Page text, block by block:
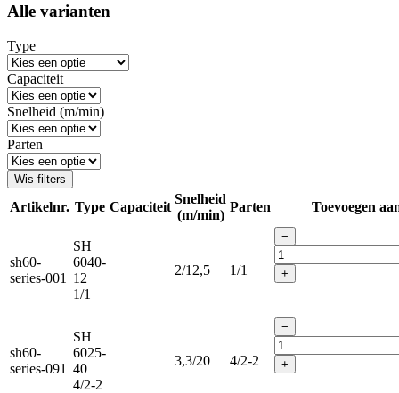
Alle varianten
Type
Capaciteit
Snelheid (m/min)
Parten
Wis filters
Artikelnr. Type Capaciteit
Snelheid
(m/min)
Parten Toevoegen
sh60-
series-001
SH
6040-
12
1/1
2/12,5 1/1
−
+
sh60-
series-091
SH
6025-
40
4/2-2
3,3/20 4/2-2
−
+